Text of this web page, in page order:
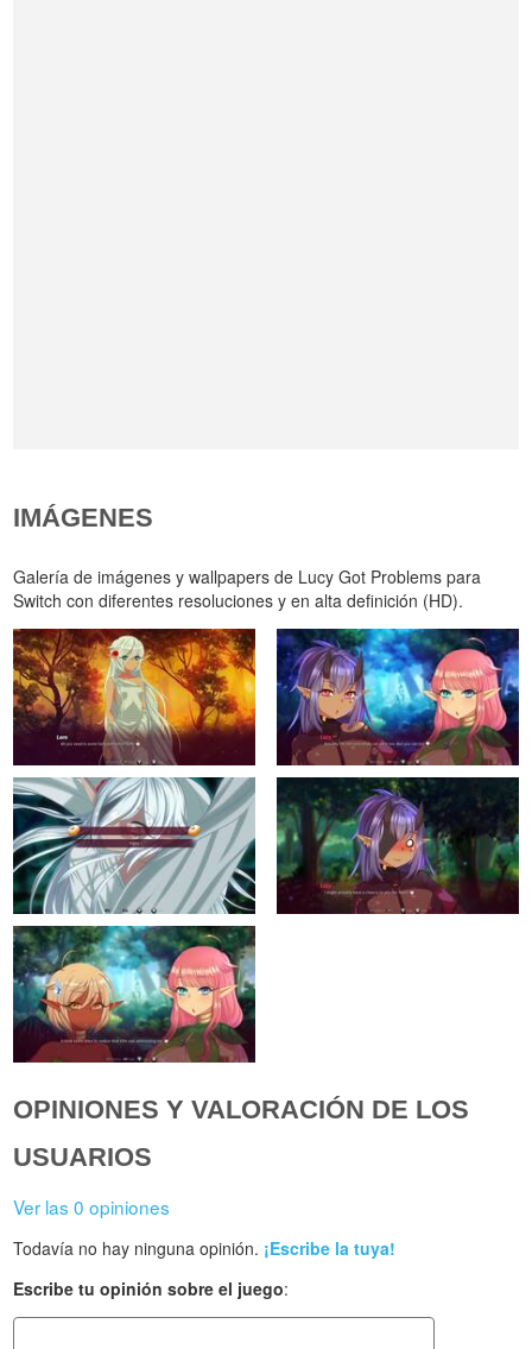
IMÁGENES
Galería de imágenes y wallpapers de Lucy Got Problems para
Switch con diferentes resoluciones y en alta definición (HD).
OPINIONES Y VALORACIÓN DE LOS
USUARIOS
Ver las 0 opiniones
Todavía no hay ninguna opinión. ¡Escribe la tuya!
Escribe tu opinión sobre el juego: